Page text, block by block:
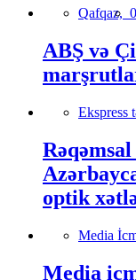
Qafqaz,
ABŞ və
Ekspress
optik
Media
Media